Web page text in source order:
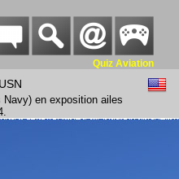
Quiz Aviation
Navy) en exposition ailes